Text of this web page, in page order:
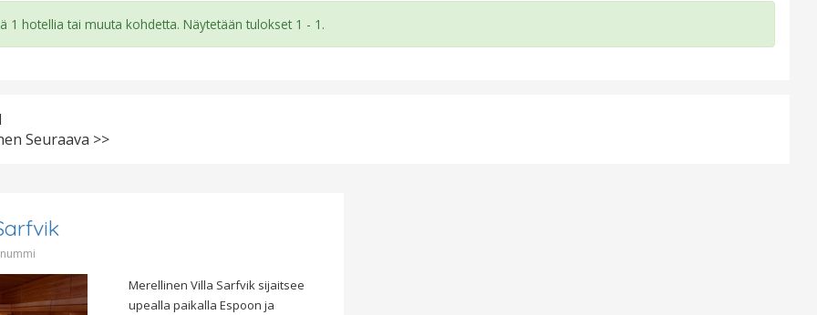
1 hotellia tai muuta kohdetta. Näytetään tulokset 1 - 1.
Seuraava >>
Merellinen Villa Sarfvik sijaitsee
upealla paikalla Espoon ja